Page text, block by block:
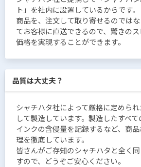
ト」を社内に設置しているからです。
商品を、注文して取り寄せるのでは
てお客様に直送できるので、驚きの
価格を実現することができます。
品質は大丈夫？
シャチハタ社によって厳格に定めら
して製造しています。製造したすべて
インクの含侵量を記録するなど、商
理を徹底しています。
皆さんがご存知のシャチハタと全く
すので、どうぞご安心ください。